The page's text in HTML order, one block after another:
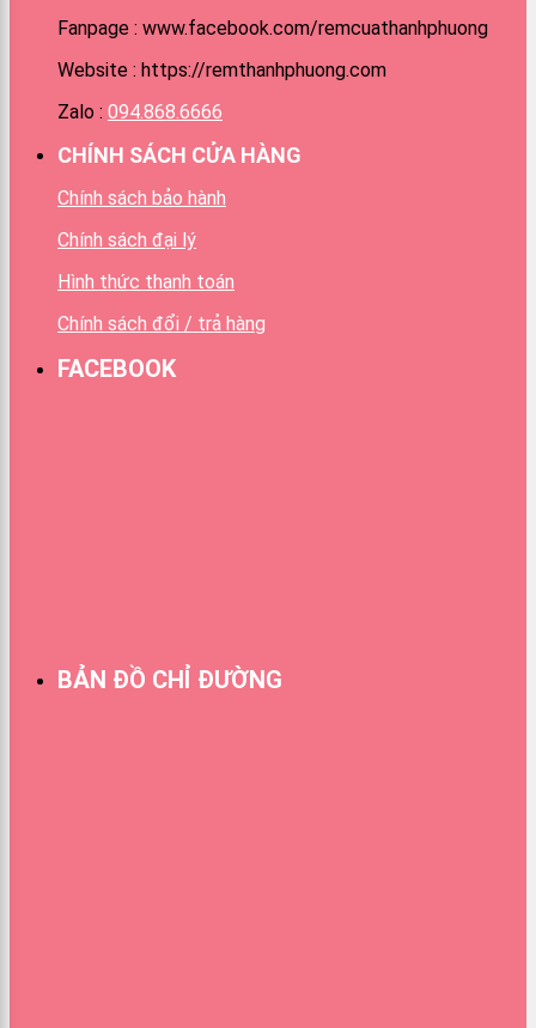
Fanpage : www.facebook.com/remcuathanhphuong
Website : https://remthanhphuong.com
Zalo : 094.868.6666
CHÍNH SÁCH CỬA HÀNG
Chính sách bảo hành
Chính sách đại lý
Hình thức thanh toán
Chính sách đổi / trả hàng
FACEBOOK
BẢN ĐỒ CHỈ ĐƯỜNG